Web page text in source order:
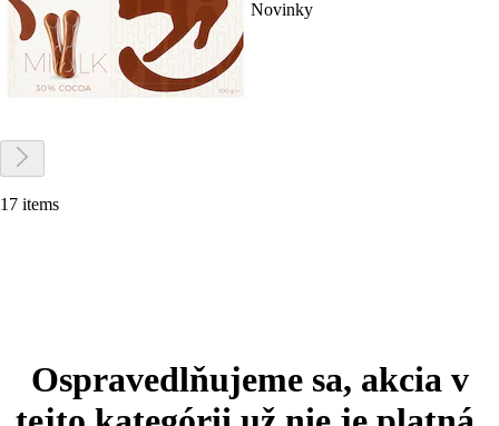
Novinky
17 items
Ospravedlňujeme sa, akcia v